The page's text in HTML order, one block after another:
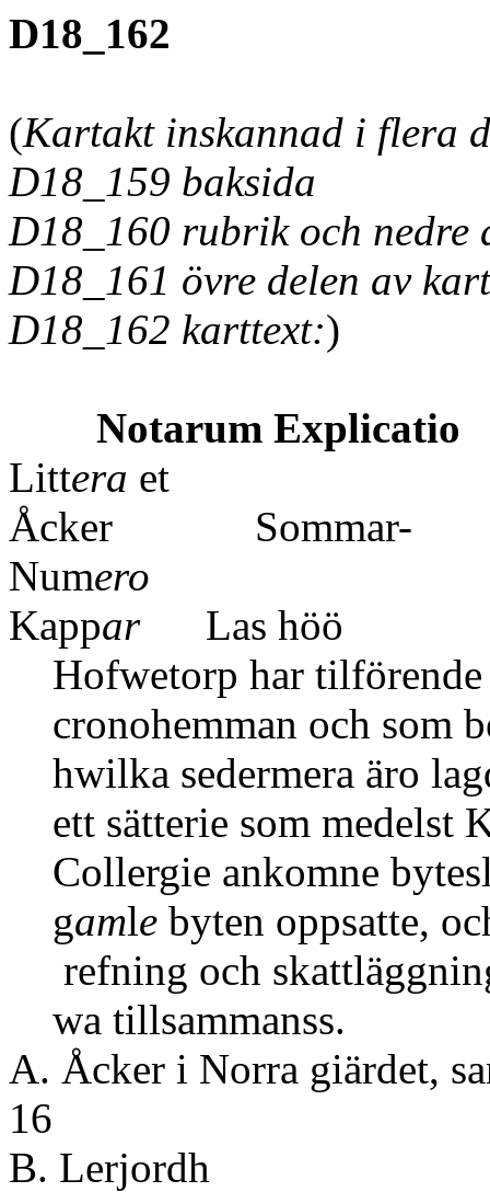
D18_162
(Kartakt inskannad i flera
D18_159 baksida
D18_160 rubrik och nedre
D18_161 övre delen av
D18_162 karttext:)
Notarum Explicatio
Littera
Åcker Sommar-
Numero
KapparLas höö
Hofwetorp har tilförende
cronohemman och som
hwilka sedermera äro
ett sätterie som medelst
Collergie ankomne
gamle byten oppsatte,
refning och
wa tillsammanss.
A. Åcker i Norra
16
B.